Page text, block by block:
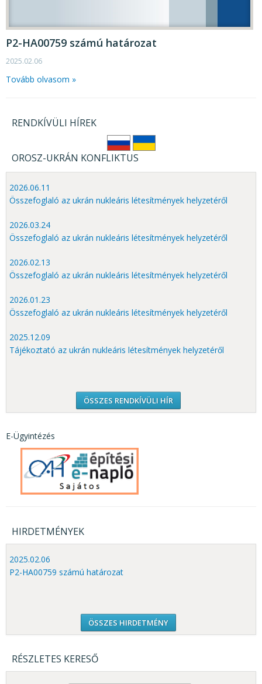
JOGI SZABÁLYOZÁS, ÚTMUTATÓK
KIADVÁNYOK, JELENTÉSEK
P2-HA00759 számú határozat
2025.02.06
Tovább olvasom »
RENDKÍVÜLI HÍREK
OROSZ-UKRÁN KONFLIKTUS
2026.06.11
Összefoglaló az ukrán nukleáris létesítmények helyzetéről
2026.03.24
Összefoglaló az ukrán nukleáris létesítmények helyzetéről
2026.02.13
Összefoglaló az ukrán nukleáris létesítmények helyzetéről
2026.01.23
Összefoglaló az ukrán nukleáris létesítmények helyzetéről
2025.12.09
Tájékoztató az ukrán nukleáris létesítmények helyzetéről
ÖSSZES RENDKÍVÜLI HÍR
E-Ügyintézés
HIRDETMÉNYEK
2025.02.06
P2-HA00759 számú határozat
ÖSSZES HIRDETMÉNY
RÉSZLETES KERESŐ